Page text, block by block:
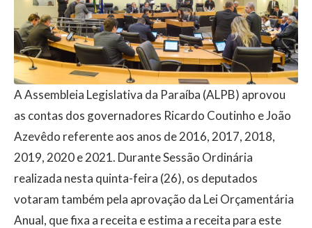
A Assembleia Legislativa da Paraíba (ALPB) aprovou
as contas dos governadores Ricardo Coutinho e João
Azevêdo referente aos anos de 2016, 2017, 2018,
2019, 2020 e 2021. Durante Sessão Ordinária
realizada nesta quinta-feira (26), os deputados
votaram também pela aprovação da Lei Orçamentária
Anual, que fixa a receita e estima a receita para este